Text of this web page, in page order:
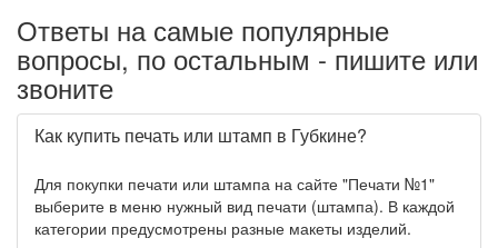
Ответы на самые популярные
вопросы, по остальным - пишите или
звоните
Как купить печать или штамп в Губкине?
Для покупки печати или штампа на сайте "Печати №1"
выберите в меню нужный вид печати (штампа). В каждой
категории предусмотрены разные макеты изделий.